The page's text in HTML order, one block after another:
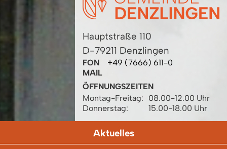
Hauptstraße 110
D-79211 Denzlingen
FON
+49 (7666) 611-0
MAIL
ÖFFNUNGSZEITEN
Montag-Freitag:
08.00-12.00 Uhr
Donnerstag:
15.00-18.00 Uhr
Aktuelles